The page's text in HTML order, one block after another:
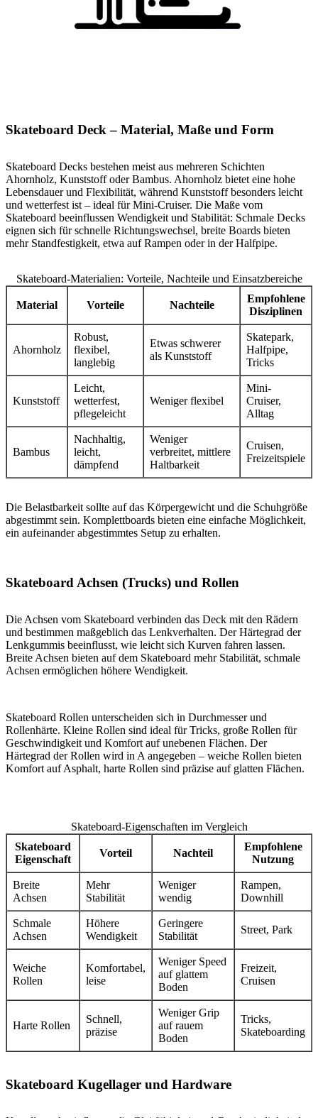
Skateboard Deck – Material, Maße und Form
Skateboard Decks bestehen meist aus mehreren Schichten
Ahornholz, Kunststoff oder Bambus. Ahornholz bietet eine hohe
Lebensdauer und Flexibilität, während Kunststoff besonders leicht
und wetterfest ist – ideal für Mini-Cruiser. Die Maße vom
Skateboard beeinflussen Wendigkeit und Stabilität: Schmale Decks
eignen sich für schnelle Richtungswechsel, breite Boards bieten
mehr Standfestigkeit, etwa auf Rampen oder in der Halfpipe.
Skateboard-Materialien: Vorteile, Nachteile und Einsatzbereiche
Material Vorteile Nachteile
Empfohlene
Disziplinen
Ahornholz
Robust,
flexibel,
langlebig
Etwas schwerer
als Kunststoff
Skatepark,
Halfpipe,
Tricks
Kunststoff
Leicht,
wetterfest,
pflegeleicht
Weniger flexibel
Mini-
Cruiser,
Alltag
Bambus
Nachhaltig,
leicht,
dämpfend
Weniger
verbreitet, mittlere
Haltbarkeit
Cruisen,
Freizeitspiele
Die Belastbarkeit sollte auf das Körpergewicht und die Schuhgröße
abgestimmt sein. Komplettboards bieten eine einfache Möglichkeit,
ein aufeinander abgestimmtes Setup zu erhalten.
Skateboard Achsen (Trucks) und Rollen
Die Achsen vom Skateboard verbinden das Deck mit den Rädern
und bestimmen maßgeblich das Lenkverhalten. Der Härtegrad der
Lenkgummis beeinflusst, wie leicht sich Kurven fahren lassen.
Breite Achsen bieten auf dem Skateboard mehr Stabilität, schmale
Achsen ermöglichen höhere Wendigkeit.
Skateboard Rollen unterscheiden sich in Durchmesser und
Rollenhärte. Kleine Rollen sind ideal für Tricks, große Rollen für
Geschwindigkeit und Komfort auf unebenen Flächen. Der
Härtegrad der Rollen wird in A angegeben – weiche Rollen bieten
Komfort auf Asphalt, harte Rollen sind präzise auf glatten Flächen.
Skateboard-Eigenschaften im Vergleich
Skateboard
Eigenschaft
Vorteil Nachteil
Empfohlene
Nutzung
Breite
Achsen
Mehr
Stabilität
Weniger
wendig
Rampen,
Downhill
Schmale
Achsen
Höhere
Wendigkeit
Geringere
Stabilität
Street, Park
Weiche
Rollen
Komfortabel,
leise
Weniger Speed
auf glattem
Boden
Freizeit,
Cruisen
Harte Rollen
Schnell,
präzise
Weniger Grip
auf rauem
Boden
Tricks,
Skateboarding
Skateboard Kugellager und Hardware